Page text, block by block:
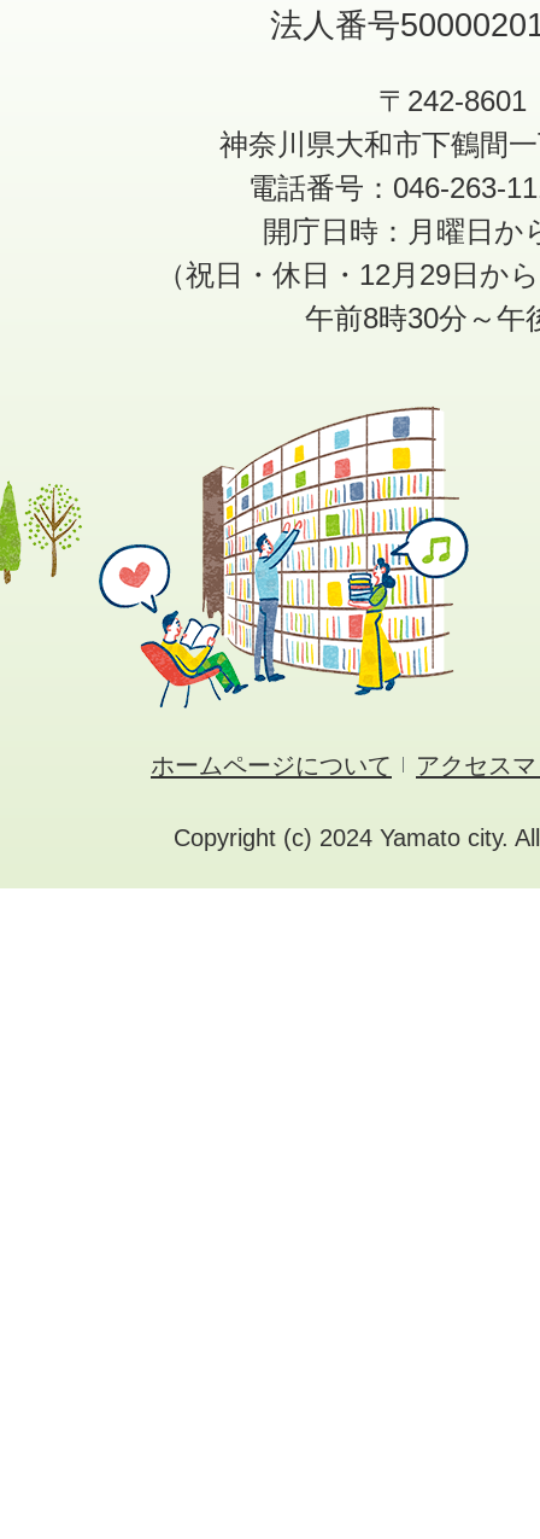
法人番号
〒242-8601
神奈川県大和市下鶴間
電話番号：046-263-
開庁日時：月曜日か
（祝日・休日・12月29日か
午前8時30分～午
ホームページについて アクセス
Copyright (c) 2024 Yamato city.